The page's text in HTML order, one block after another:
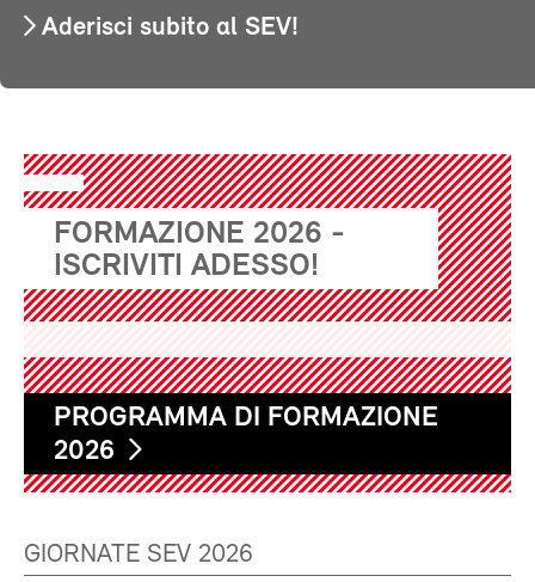
Aderisci subito al SEV!
FORMAZIONE 2026 -
ISCRIVITI ADESSO!
PROGRAMMA DI FORMAZIONE
2026
GIORNATE SEV 2026